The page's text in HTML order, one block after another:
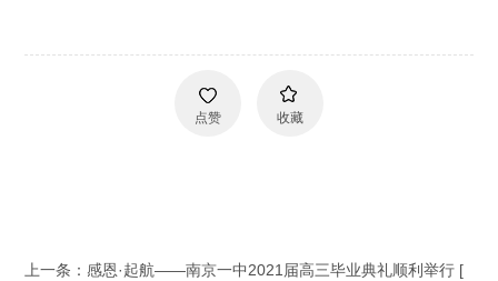
点赞 收藏
上一条： 感恩·起航——南京一中2021届高三毕业典礼顺利举行 [